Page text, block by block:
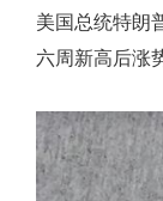
美国总统特朗
六周新高后涨